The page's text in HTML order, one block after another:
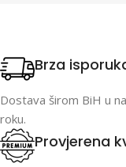
Brza
Dostava širom BiH u
roku.
Provjerena